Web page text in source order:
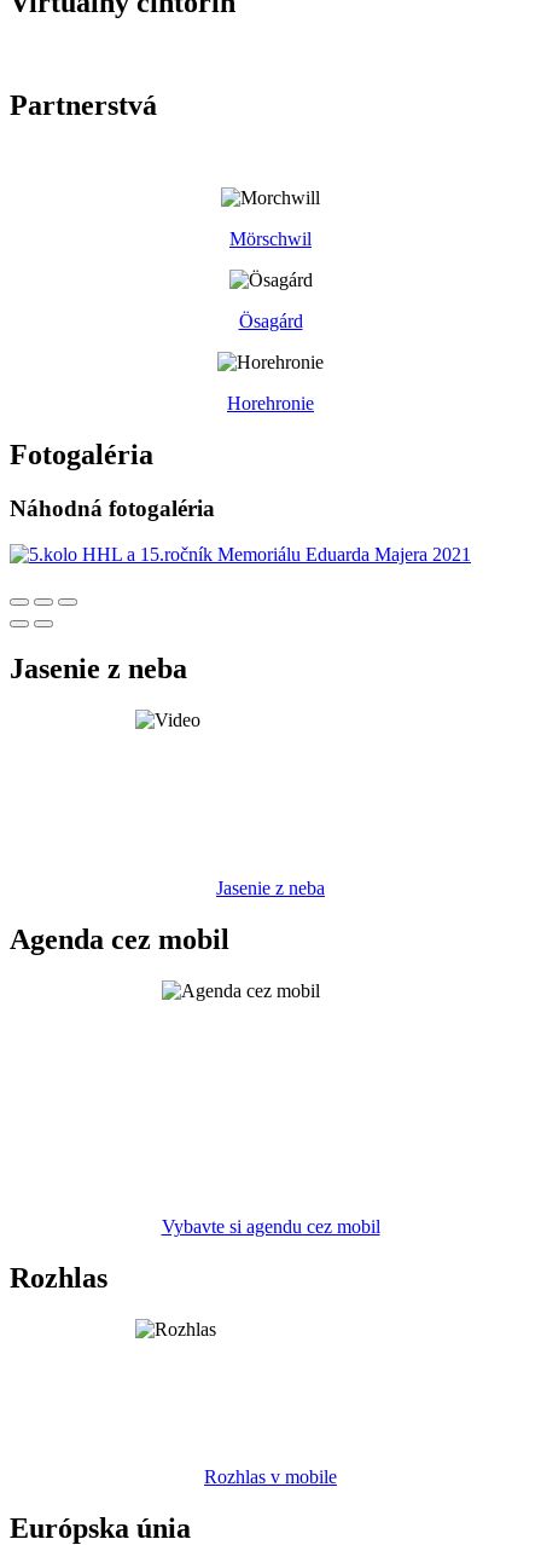
Partnerstvá
Mörschwil
Ösagárd
Horehronie
Fotogaléria
Náhodná fotogaléria
Jasenie z neba
Jasenie z neba
Agenda cez mobil
Vybavte si agendu cez mobil
Rozhlas
Rozhlas v mobile
Európska únia